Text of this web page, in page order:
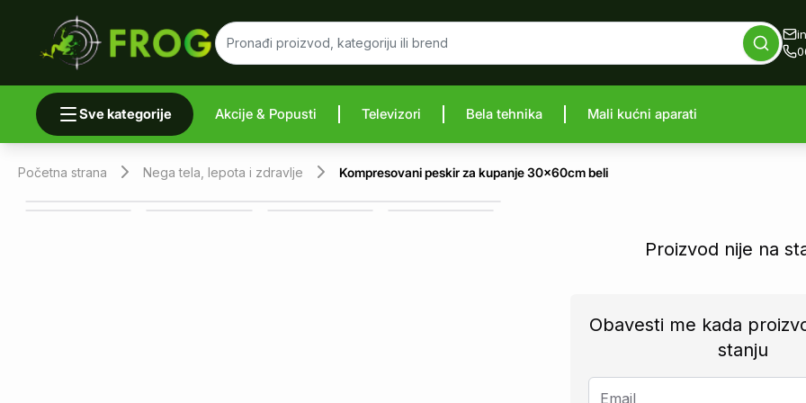
Sve kategorije Akcije & Popusti Televizori Bela tehnika Mali kućni aparati
Početna strana Nega tela, lepota i zdravlje Kompresovani peskir za kupanje 30x60cm beli
Proizvod nije na
Obavesti me kada
stanju